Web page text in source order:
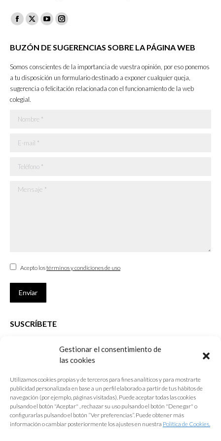
Gestionar el consentimiento de
las cookies
Utilizamos cookies propias y de terceros para fines analíticos y para mostrarte
publicidad personalizada en base a un perfil elaborado a partir de tus hábitos de
navegación (por ejemplo, páginas visitadas). Puede aceptar todas las cookies
pulsando el botón "Aceptar" , rechazar su uso pulsando el botón "Denegar" o
configurarlas pulsando el botón “Ver preferencias”. Puede obtener más
información o cambiar posteriormente los ajustes en nuestra Política de Cookies.
Facebook
opens
new
window
X
opens
new
window
YouTube
opens
new
window
Instagram
opens
in
new
window
BUZÓN DE SUGERENCIAS SOBRE LA PÁGINA WEB
Somos conscientes de la importancia de vuestra opinión, por eso ponemos
a tu disposición un formulario destinado a exponer cualquier queja,
sugerencia o felicitación relacionada con el funcionamiento de la web
colegial.
Nombre *
E-mail *
Teléfono *
Mensaje *
Acepto lostérminos y condiciones de uso
Enviar
SUSCRÍBETE
que desarrolla el Colegio de Arquitectos de Cádiz
E-mail *
Acepto lostérminos y condiciones de uso